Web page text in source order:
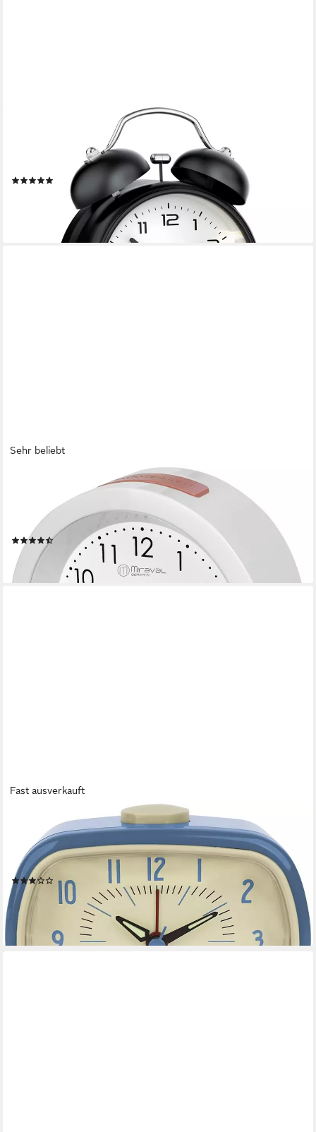
Wecker Analog, Retro, rund, Beleuchtet, lauter Glockenalarm für
Tiefschläfer kein Ticken, Klingelton laut, Licht, große Ziffern,
einfache Bedienung
39,99 €
lieferbar - in 2-3 Werktagen bei dir
Sehr beliebt
Funkwecker Miraval Funkwecker mit Digitaler Temperatur
Funkwecker Reisewecker Lautlos kein Ticken Geräuschlos
Modern
18,90 €
lieferbar - in 2-3 Werktagen bei dir
Fast ausverkauft
Quarzwecker Retro Oldscool Wecker Analog, leises Ticken,
Wecker ohne Ticken, Analoger Plaste Wecker ohne Strahlung,
Retro Alarm Clock in Blau
(4)
23,50 €
lieferbar - in 5-6 Werktagen bei dir